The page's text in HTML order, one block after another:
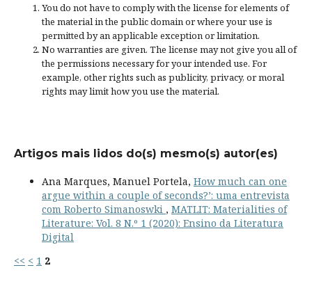
You do not have to comply with the license for elements of
the material in the public domain or where your use is
permitted by an applicable exception or limitation.
No warranties are given. The license may not give you all of
the permissions necessary for your intended use. For
example, other rights such as publicity, privacy, or moral
rights may limit how you use the material.
Artigos mais lidos do(s) mesmo(s) autor(es)
Ana Marques, Manuel Portela, How much can one
argue within a couple of seconds?’: uma entrevista
com Roberto Simanoswki , MATLIT: Materialities of
Literature: Vol. 8 N.º 1 (2020): Ensino da Literatura
Digital
<< < 1 2